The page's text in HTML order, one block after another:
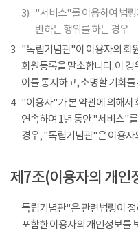
3) "서비스"를 이용하여 법령
반하는 행위를 하는 경우
3 "독립기념관"이 이용자의 회
회원등록을 말소합니다. 이 경
이를 통지하고, 소명할 기회를
4
"이용자"가 본 약관에 의해서
연속하여 1년 동안 "서비스"
경우, "독립기념관"은 이용자
제7조(이용자의 개인
독립기념관"은 관련법령이
포함한 이용자의 개인정보를